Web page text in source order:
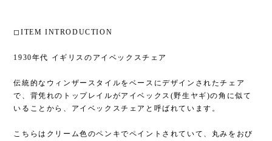
◻︎ITEM INTRODUCTION
1930年代 イギリスのアイベックスチェア
伝統的なウィンザースタイルをベースにデザインされたチェア
で、背凭れのトップレイルがアイベックス(野生ヤギ)の角に似て
いることから、アイベックスチェアと呼ばれています。
こちらはクリーム色のペンキでペイントされていて、丸みをおび